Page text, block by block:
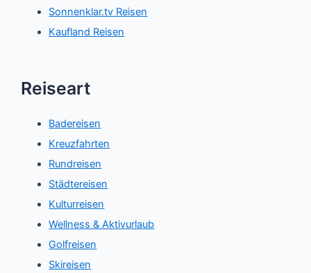
Sonnenklar.tv Reisen
Kaufland Reisen
Reiseart
Badereisen
Kreuzfahrten
Rundreisen
Städtereisen
Kulturreisen
Wellness & Aktivurlaub
Golfreisen
Skireisen